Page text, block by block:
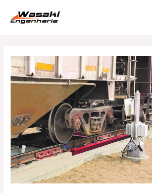
para
navigation